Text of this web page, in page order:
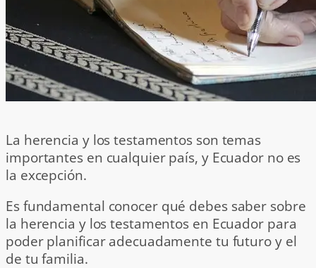
La herencia y los testamentos son temas
importantes en cualquier país, y Ecuador no es
la excepción.
Es fundamental conocer qué debes saber sobre
la herencia y los testamentos en Ecuador para
poder planificar adecuadamente tu futuro y el
de tu familia.